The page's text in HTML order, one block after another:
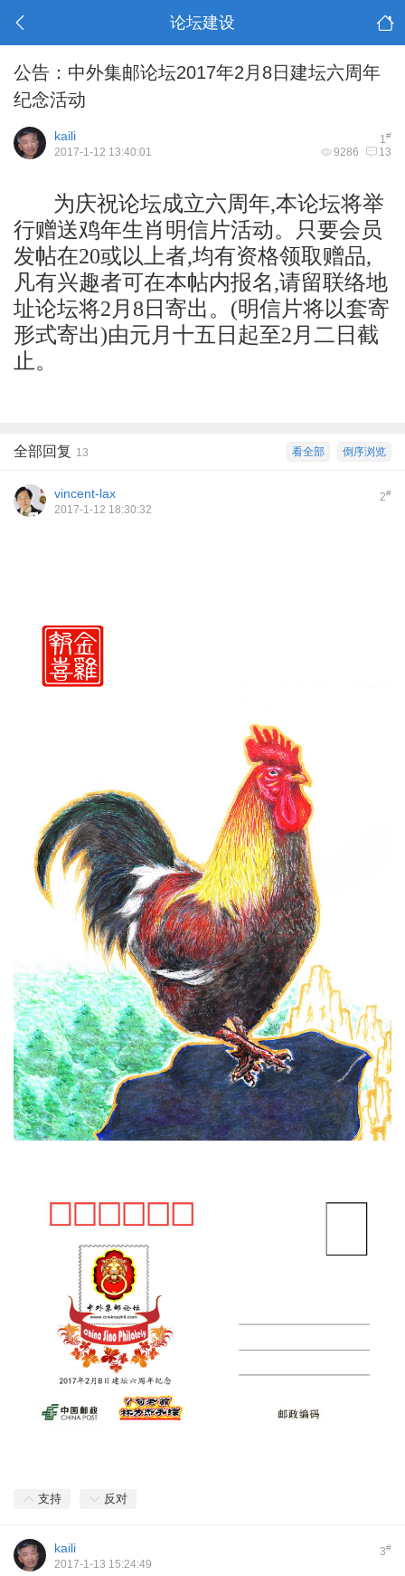
论坛建设
公告：中外集邮论坛2017年2月8日建坛六周年
纪念活动
1#
kaili
9286 13
2017-1-12 13:40:01
为庆祝论坛成立六周年,本论坛将举
行赠送鸡年生肖明信片活动。只要会员
发帖在20或以上者,均有资格领取赠品,
凡有兴趣者可在本帖内报名,请留联络地
址论坛将2月8日寄出。(明信片将以套寄
形式寄出)由元月十五日起至2月二日截
止。
倒序浏览
看全部
全部回复 13
2#
vincent-lax
2017-1-12 18:30:32
支持 反对
3#
kaili
2017-1-13 15:24:49